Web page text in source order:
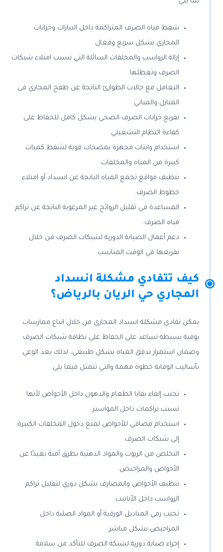
شفط مياه الصرف المتراكمة داخل البيارات وخزانات
المجاري بشكل سريع وفعال.
إزالة الرواسب والمخلفات السائلة التي تسبب امتلاء شبكات
الصرف وتعطلها.
التعامل مع حالات الطوارئ الناتجة عن طفح المجاري في
المنازل والمباني.
تفريغ خزانات الصرف الصحي بشكل كامل للحفاظ على
كفاءة النظام التشغيلي.
استخدام وايتات مجهزة بمضخات قوية لشفط كميات
كبيرة من المياه والمخلفات.
تنظيف مواقع تجمع المياه الناتجة عن انسداد أو امتلاء
خطوط الصرف.
المساعدة في تقليل الروائح غير المرغوبة الناتجة عن تراكم
مياه الصرف.
دعم أعمال الصيانة الدورية لشبكات الصرف من خلال
تفريغها في الوقت المناسب.
كيف تتفادي مشكلة انسداد
المجاري حي الريان بالرياض؟
يمكن تفادي مشكلة انسداد المجاري من خلال اتباع ممارسات
يومية بسيطة تساعد على الحفاظ على نظافة شبكات الصرف
وضمان استمرار تدفق المياه بشكل طبيعي، لذلك يعد الوعي
بأساليب الوقاية خطوة مهمة والتي تتمثل فيما يلي:
تجنب إلقاء بقايا الطعام والدهون داخل الأحواض لأنها
تسبب تراكمات داخل المواسير.
استخدام مصافي للأحواض لمنع دخول المخلفات الكبيرة
إلى شبكات الصرف.
التخلص من الزيوت والمواد الدهنية بطرق آمنة بعيدًا عن
الأحواض والمراحيض.
تنظيف الأحواض والمصارف بشكل دوري لتقليل تراكم
الرواسب داخل الأنابيب.
تجنب رمي المناديل الورقية أو المواد الصلبة داخل
المراحيض بشكل مباشر.
إجراء صيانة دورية لشبكة الصرف للتأكد من سلامة